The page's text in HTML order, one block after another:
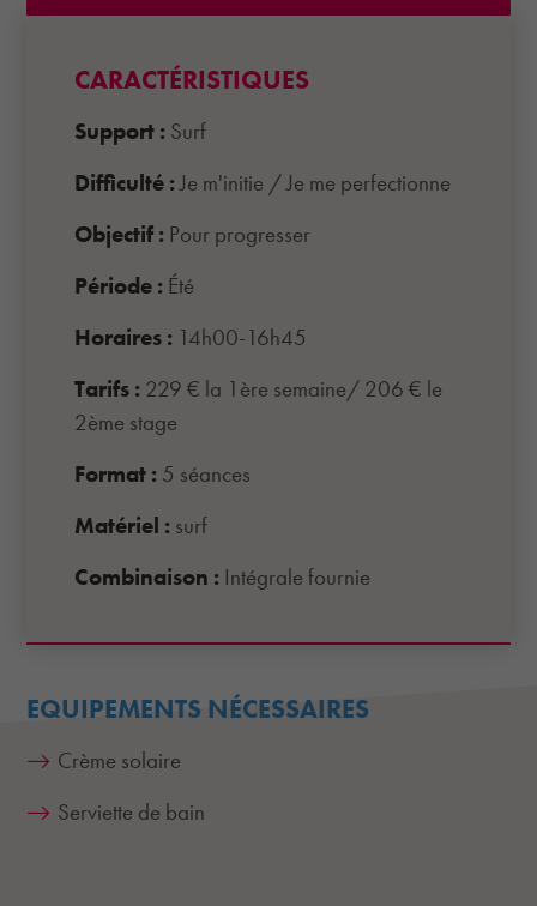
CARACTÉRISTIQUES
Support : Surf
Difficulté :Je m'initie /Je me perfectionne
Objectif : Pour progresser
Période : Été
Horaires : 14h00-16h45
Tarifs : 229 € la 1ère semaine/ 206 € le
2ème stage
Format : 5 séances
Matériel : surf
Combinaison : Intégrale fournie
EQUIPEMENTS NÉCESSAIRES
Crème solaire
Serviette de bain